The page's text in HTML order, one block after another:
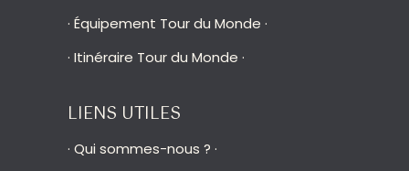
· Équipement Tour du Monde ·
· Itinéraire Tour du Monde ·
LIENS UTILES
· Qui sommes-nous ? ·